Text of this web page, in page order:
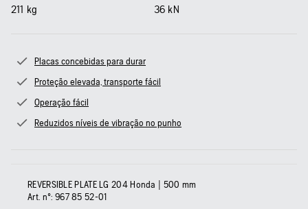
211 kg 36 kN
Placas concebidas para durar
Proteção elevada, transporte fácil
Operação fácil
Reduzidos níveis de vibração no punho
REVERSIBLE PLATE LG 204 Honda | 500 mm
Art. nº: 967 85 52‑01